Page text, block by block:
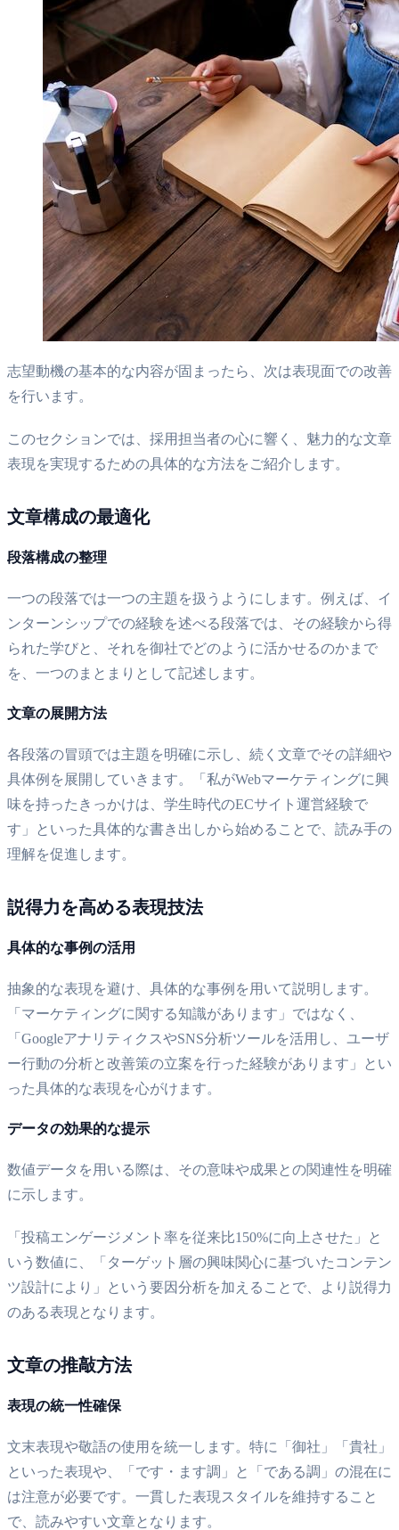
志望動機の基本的な内容が固まったら、次は表現面での改善
を行います。
このセクションでは、採用担当者の心に響く、魅力的な文章
表現を実現するための具体的な方法をご紹介します。
文章構成の最適化
段落構成の整理
一つの段落では一つの主題を扱うようにします。例えば、イ
ンターンシップでの経験を述べる段落では、その経験から得
られた学びと、それを御社でどのように活かせるのかまで
を、一つのまとまりとして記述します。
文章の展開方法
各段落の冒頭では主題を明確に示し、続く文章でその詳細や
具体例を展開していきます。「私がWebマーケティングに興
味を持ったきっかけは、学生時代のECサイト運営経験で
す」といった具体的な書き出しから始めることで、読み手の
理解を促進します。
説得力を高める表現技法
具体的な事例の活用
抽象的な表現を避け、具体的な事例を用いて説明します。
「マーケティングに関する知識があります」ではなく、
「GoogleアナリティクスやSNS分析ツールを活用し、ユーザ
ー行動の分析と改善策の立案を行った経験があります」とい
った具体的な表現を心がけます。
データの効果的な提示
数値データを用いる際は、その意味や成果との関連性を明確
に示します。
「投稿エンゲージメント率を従来比150%に向上させた」と
いう数値に、「ターゲット層の興味関心に基づいたコンテン
ツ設計により」という要因分析を加えることで、より説得力
のある表現となります。
文章の推敲方法
表現の統一性確保
文末表現や敬語の使用を統一します。特に「御社」「貴社」
といった表現や、「です・ます調」と「である調」の混在に
は注意が必要です。一貫した表現スタイルを維持すること
で、読みやすい文章となります。